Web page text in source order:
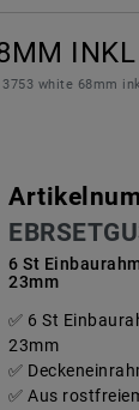
INKL
3753 white 68mm
6 St
23mm
6 St
23mm
Aus